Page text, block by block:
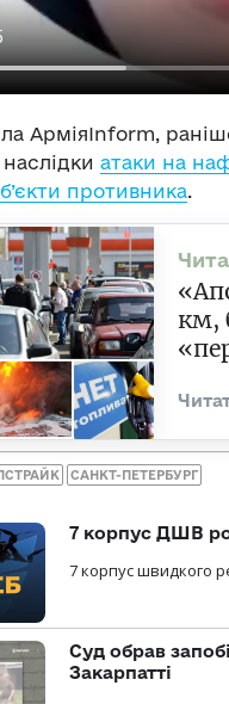
АрміяInform,
атаки на
противника.
км,
САНКТ-ПЕТЕРБУРГ
7 корпус ДШВ
7 корпус швидкого
Суд обрав
Закарпатті